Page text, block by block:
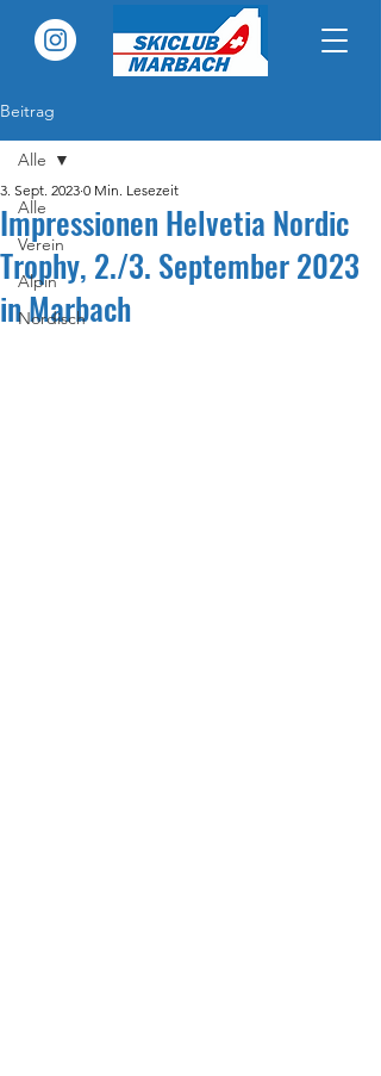
Beitrag
Alle
Verein
Alpin
Nordisch
Alle
Impressionen Helvetia Nordic
Trophy, 2./3. September 2023
in Marbach
3. Sept. 2023 0 Min. Lesezeit